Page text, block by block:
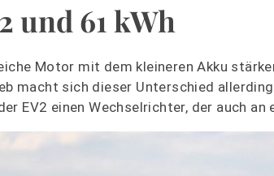
und 61 kWh
Motor mit dem kleineren Akku
macht sich dieser Unterschied
EV2 einen Wechselrichter, der auch